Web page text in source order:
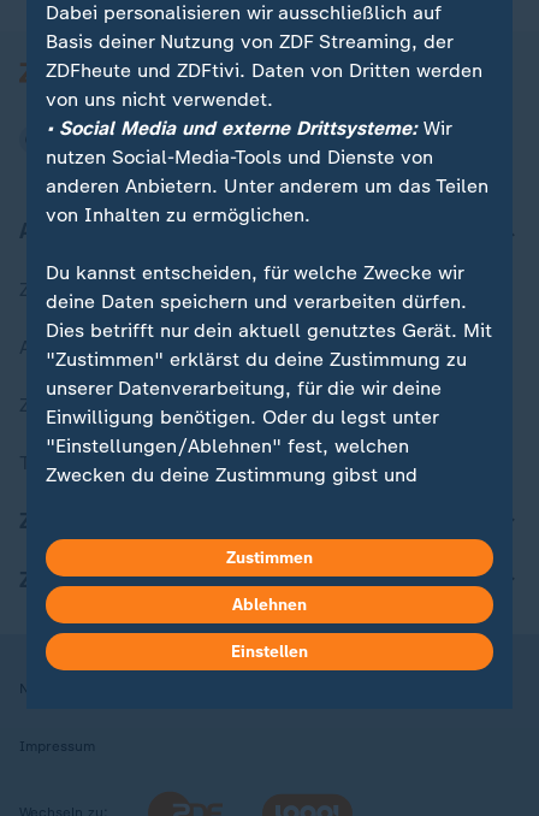
Zuletzt veröffentlicht
Aktuelle Sendungs-Videos
ZDFheute Stories
Themen im Überblick
ZDFheute Apps
Nutzungsbedingungen
Impressum
Wechseln zu:
Dabei personalisieren wir ausschließlich auf
Basis deiner Nutzung von ZDF Streaming, der
ZDFheute und ZDFtivi. Daten von Dritten werden
von uns nicht verwendet.
• Social Media und externe Drittsysteme:Wir
nutzen Social-Media-Tools und Dienste von
anderen Anbietern. Unter anderem um das Teilen
von Inhalten zu ermöglichen.
Du kannst entscheiden, für welche Zwecke wir
deine Daten speichern und verarbeiten dürfen.
Dies betrifft nur dein aktuell genutztes Gerät. Mit
"Zustimmen" erklärst du deine Zustimmung zu
unserer Datenverarbeitung, für die wir deine
Einwilligung benötigen. Oder du legst unter
"Einstellungen/Ablehnen" fest, welchen
Zwecken du deine Zustimmung gibst und
in deinen Einstellungen widerrufen oder ändern.
Hier findest du das Impressum.
Weitere Informationen findest du in unserer
Datenschutzerklärung.
Zustimmen
Ablehnen
Einstellen